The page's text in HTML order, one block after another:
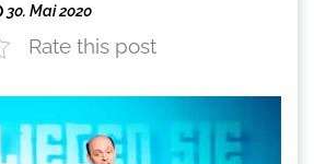
30. Mai 2020
Rate this post